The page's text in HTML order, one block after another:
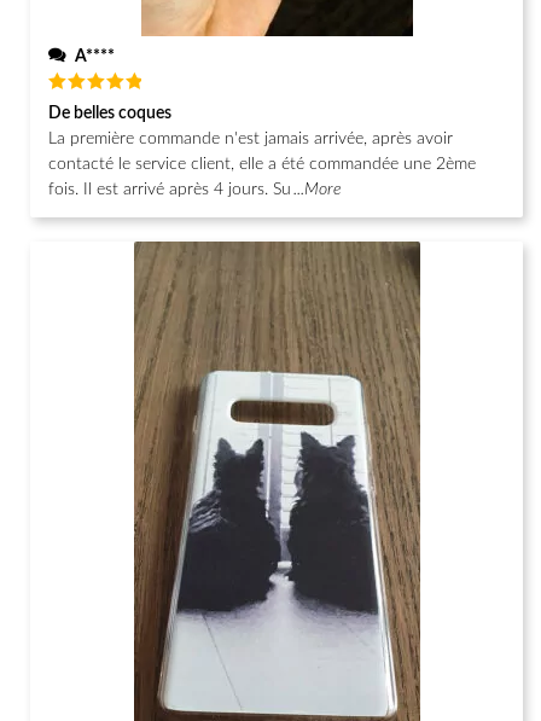
A****
Note5
sur 5
De belles coques
La première commande n'est jamais arrivée, après avoir
contacté le service client, elle a été commandée une 2ème
fois. Il est arrivé après 4 jours. Su ...More